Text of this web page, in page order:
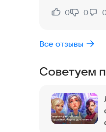
ДИЗАЙНЕР
Помоги местным
их возраста,
ВИЗАЖИСТ
Попробуешь
живущим с
Нравится:
0
Не
0
Все отзывы
Советуем